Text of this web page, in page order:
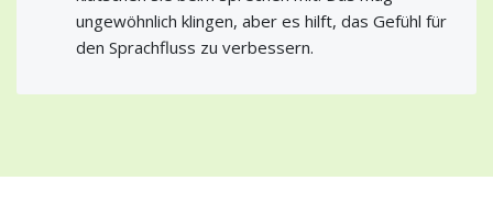
ungewöhnlich klingen, aber es hilft, das Gefühl für
den Sprachfluss zu verbessern.